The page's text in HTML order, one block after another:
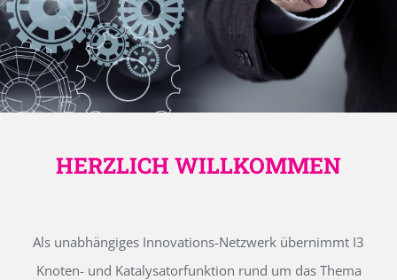
HERZLICH WILLKOMMEN
Als unabhängiges Innovations-Netzwerk übernimmt I3
Knoten- und Katalysatorfunktion rund um das Thema